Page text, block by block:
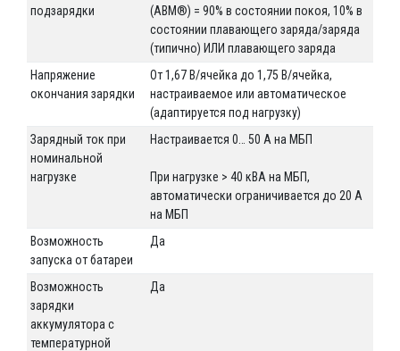
подзарядки
(ABM®) = 90% в состоянии покоя, 10% в
состоянии плавающего заряда/заряда
(типично) ИЛИ плавающего заряда
Напряжение
окончания зарядки
От 1,67 В/ячейка до 1,75 В/ячейка,
настраиваемое или автоматическое
(адаптируется под нагрузку)
Зарядный ток при
номинальной
нагрузке
Настраивается 0… 50 А на МБП
При нагрузке > 40 кВА на МБП,
автоматически ограничивается до 20 А
на МБП
Возможность
запуска от батареи
Да
Возможность
зарядки
аккумулятора с
температурной
Да